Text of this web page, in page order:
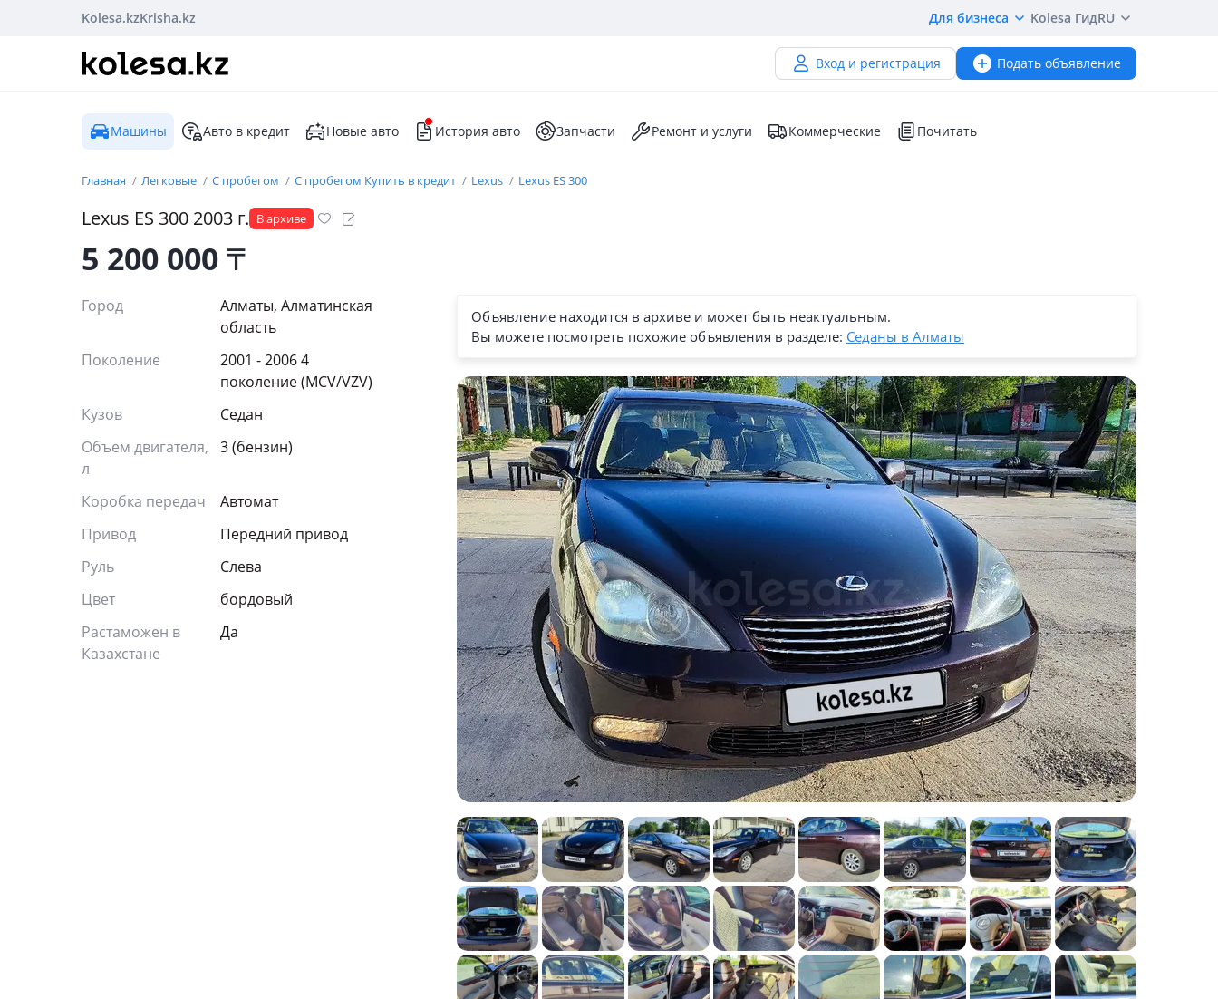
Kolesa.kzKrisha.kz Для бизнеса Kolesa ГидRU
Вход и регистрация Подать объявление
Машины Авто в кредит Новые авто История авто Запчасти Ремонт и услуги Коммерческие Почитать
Главная Легковые С пробегом С пробегом Купить в кредит Lexus Lexus ES 300
Lexus ES 300 2003 г. В архиве
5 200 000₸
Город
Алматы, Алматинская
область
Поколение
2001 - 2006 4
поколение (MCV/VZV)
Кузов
Седан
Объем двигателя,
л
3 (бензин)
Коробка передач
Автомат
Привод
Передний привод
Руль
Слева
Цвет
бордовый
Растаможен в
Казахстане
Да
Объявление находится в архиве и может быть неактуальным.
Вы можете посмотреть похожие объявления в разделе: Седаны в Алматы